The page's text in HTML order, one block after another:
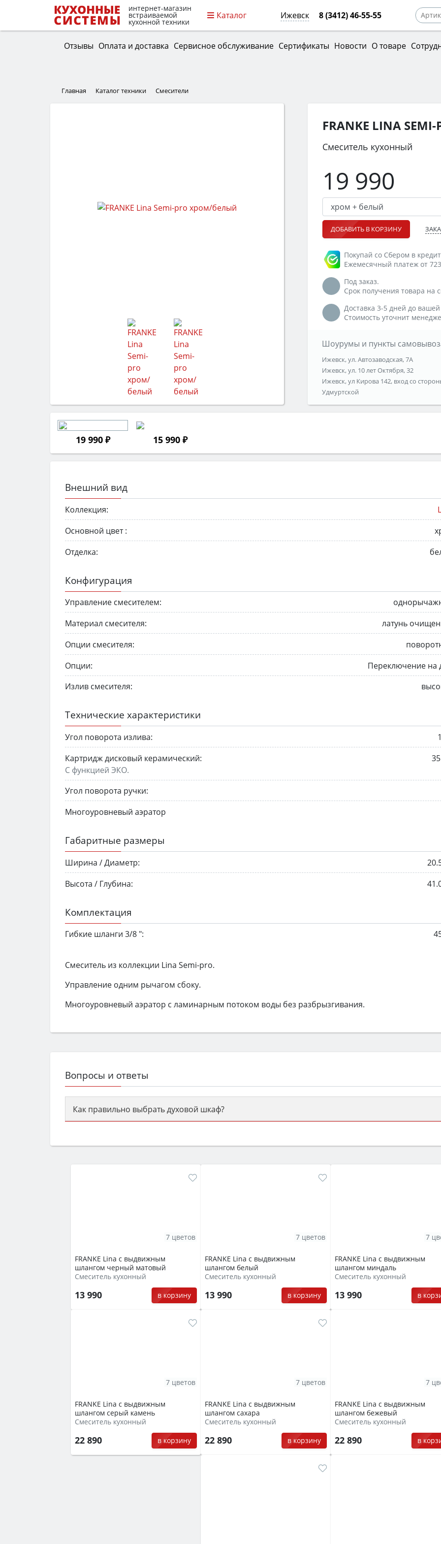
интернет-магазин
встраиваемой
кухонной техники
Каталог Ижевск 8 (3412) 46-55-55
Отзывы Оплата и доставка Сервисное обслуживание Сертификаты Новости О товаре
Главная Каталог техники Смесители
19 990 ₽ 15 990 ₽
FRANKE LINA
Смеситель кухонный
19 990
ДОБАВИТЬ В КОРЗИНУ
Покупай со Сбером в
Ежемесячный платеж от
Под заказ.
Срок получения товара на
Доставка 3-5 дней до
Стоимость уточнит
Шоурумы и пункты
Ижевск, ул. Автозаводская, 7А
Ижевск, ул. 10 лет Октября, 32
Ижевск, ул Кирова 142, вход со
Удмуртской
Внешний вид
Коллекция:
Основной цвет :
Отделка:
Конфигурация
Управление смесителем:
Материал смесителя:
латунь
Опции смесителя:
Опции:
Переключение на
Излив смесителя:
Технические характеристики
Угол поворота излива:
Картридж дисковый керамический:
С функцией ЭКО.
Угол поворота ручки:
Многоуровневый аэратор
Габаритные размеры
Ширина / Диаметр:
Высота / Глубина:
Комплектация
Гибкие шланги 3/8 ":
Смеситель из коллекции Lina Semi-pro.
Управление одним рычагом сбоку.
Многоуровневый аэратор с ламинарным потоком воды без разбрызгивания.
Вопросы и ответы
Как правильно выбрать духовой шкаф?
семьи, класс энергопотребления не ниже A и нужные функции (конвекция, гриль,
FRANKE Lina с выдвижным
шлангом черный матовый
Смеситель кухонный
13 990 в корзину
7 цветов
FRANKE Lina с выдвижным
шлангом белый
Смеситель кухонный
13 990 в корзину
7 цветов
FRANKE Lina с выдвижным
шлангом миндаль
Смеситель кухонный
13 990 в
7
FRANKE Lina с выдвижным
шлангом серый камень
Смеситель кухонный
22 890 в корзину
7 цветов
FRANKE Lina с выдвижным
шлангом сахара
Смеситель кухонный
22 890 в корзину
7 цветов
FRANKE Lina с выдвижным
шлангом бежевый
Смеситель кухонный
22 890 в
7